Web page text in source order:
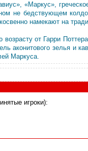
«Маркус»,
не бедствующем
намекают на
возрасту от Гарри
аконитового зелья и
Маркуса.
игроки):